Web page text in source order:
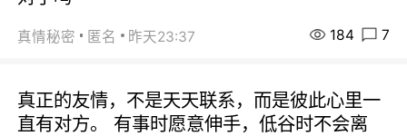
真情秘密 匿名 昨天23:37 184 7
真正的友情，不是天天联系，而是彼此心里一
直有对方。 有事时愿意伸手，低谷时不会离